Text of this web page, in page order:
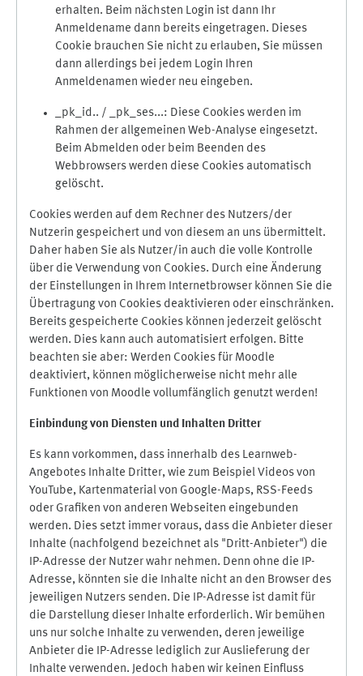
erhalten. Beim nächsten Login ist dann Ihr
Anmeldename dann bereits eingetragen. Dieses
Cookie brauchen Sie nicht zu erlauben, Sie müssen
dann allerdings bei jedem Login Ihren
Anmeldenamen wieder neu eingeben.
_pk_id.. / _pk_ses...: Diese Cookies werden im
Rahmen der allgemeinen Web-Analyse eingesetzt.
Beim Abmelden oder beim Beenden des
Webbrowsers werden diese Cookies automatisch
gelöscht.
Cookies werden auf dem Rechner des Nutzers/der
Nutzerin gespeichert und von diesem an uns übermittelt.
Daher haben Sie als Nutzer/in auch die volle Kontrolle
über die Verwendung von Cookies. Durch eine Änderung
der Einstellungen in Ihrem Internetbrowser können Sie die
Übertragung von Cookies deaktivieren oder einschränken.
Bereits gespeicherte Cookies können jederzeit gelöscht
werden. Dies kann auch automatisiert erfolgen. Bitte
beachten sie aber: Werden Cookies für Moodle
deaktiviert, können möglicherweise nicht mehr alle
Funktionen von Moodle vollumfänglich genutzt werden!
Einbindung von Diensten und Inhalten Dritter
Es kann vorkommen, dass innerhalb des Learnweb-
Angebotes Inhalte Dritter, wie zum Beispiel Videos von
YouTube, Kartenmaterial von Google-Maps, RSS-Feeds
oder Grafiken von anderen Webseiten eingebunden
werden. Dies setzt immer voraus, dass die Anbieter dieser
Inhalte (nachfolgend bezeichnet als "Dritt-Anbieter") die
IP-Adresse der Nutzer wahr nehmen. Denn ohne die IP-
Adresse, könnten sie die Inhalte nicht an den Browser des
jeweiligen Nutzers senden. Die IP-Adresse ist damit für
die Darstellung dieser Inhalte erforderlich. Wir bemühen
uns nur solche Inhalte zu verwenden, deren jeweilige
Anbieter die IP-Adresse lediglich zur Auslieferung der
Inhalte verwenden. Jedoch haben wir keinen Einfluss